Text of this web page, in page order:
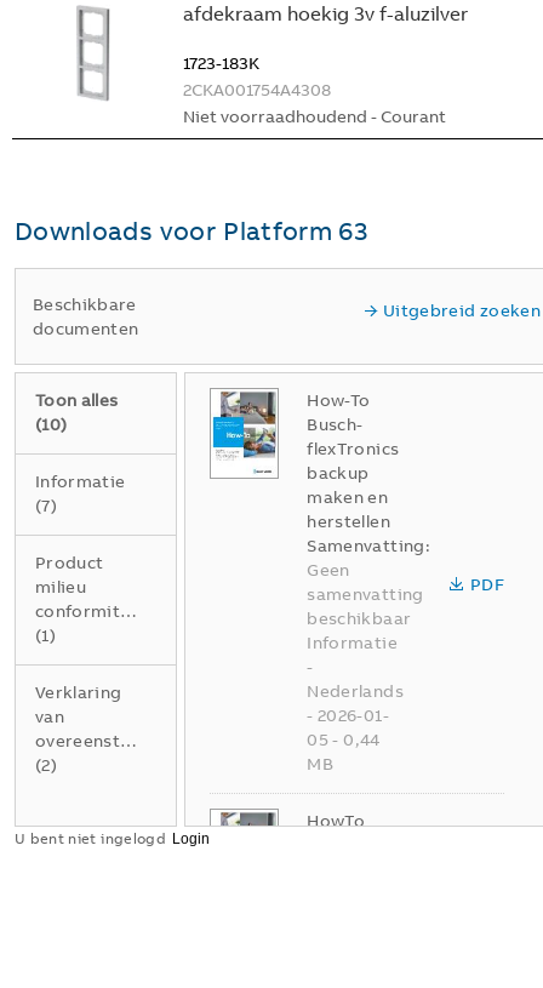
afdekraam hoekig 3v f-aluzilver
1723-183K
2CKA001754A4308
Niet voorraadhoudend - Courant
Downloads voor Platform 63
Beschikbare
documenten
Uitgebreid zoeken
Toon alles
(10)
Informatie
(7)
Product
milieu
conformiteitsverklaring
(1)
Verklaring
van
overeenstemming
(2)
How-To
Busch-
flexTronics
backup
maken en
herstellen
Samenvatting:
Geen
samenvatting
beschikbaar
Informatie
-
Nederlands
-2026-01-
05 - 0,44
MB
PDF
HowTo
U bent niet ingelogd